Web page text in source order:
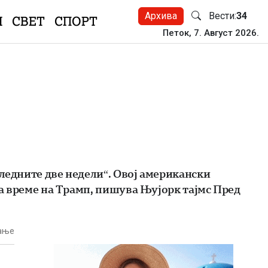
СВЕТ СПОРТ Архива Вести:34
Петок, 7. Август 2026.
две недели“. Овој американски
време на Трамп, пишува Њујорк тајмс Пред